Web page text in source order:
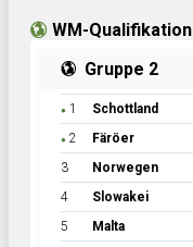
WM-Qualifikation
Gruppe 2
● 1 Schottland
● 2 Färöer
3 Norwegen
4 Slowakei
5 Malta